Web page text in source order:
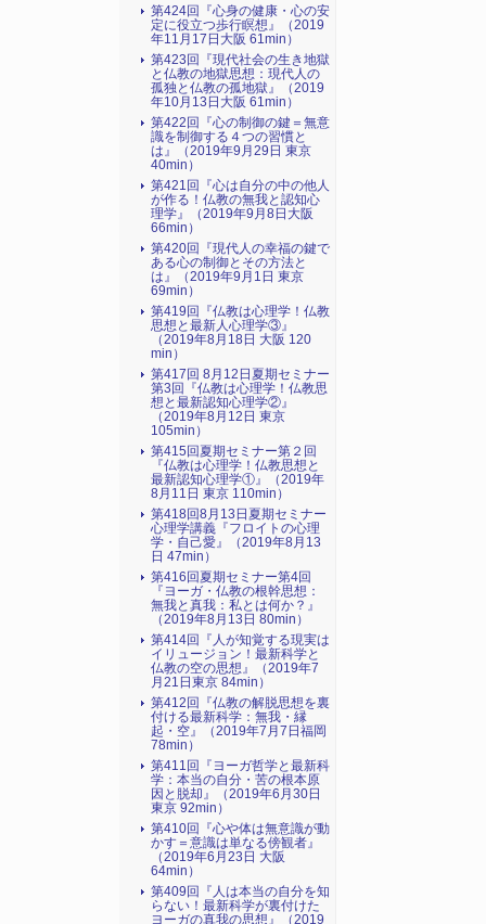
第424回『心身の健康・心の安
定に役立つ歩行瞑想』（2019
年11月17日大阪 61min）
第423回『現代社会の生き地獄
と仏教の地獄思想：現代人の
孤独と仏教の孤地獄』（2019
年10月13日大阪 61min）
第422回『心の制御の鍵＝無意
識を制御する４つの習慣と
は』（2019年9月29日 東京
40min）
第421回『心は自分の中の他人
が作る！仏教の無我と認知心
理学』（2019年9月8日大阪
66min）
第420回『現代人の幸福の鍵で
ある心の制御とその方法と
は』（2019年9月1日 東京
69min）
第419回『仏教は心理学！仏教
思想と最新人心理学③』
（2019年8月18日 大阪 120
min）
第417回 8月12日夏期セミナー
第3回『仏教は心理学！仏教思
想と最新認知心理学②』
（2019年8月12日 東京
105min）
第415回夏期セミナー第２回
『仏教は心理学！仏教思想と
最新認知心理学①』（2019年
8月11日 東京 110min）
第418回8月13日夏期セミナー
心理学講義『フロイトの心理
学・自己愛』（2019年8月13
日 47min）
第416回夏期セミナー第4回
『ヨーガ・仏教の根幹思想：
無我と真我：私とは何か？』
（2019年8月13日 80min）
第414回『人が知覚する現実は
イリュージョン！最新科学と
仏教の空の思想』（2019年7
月21日東京 84min）
第412回『仏教の解脱思想を裏
付ける最新科学：無我・縁
起・空』（2019年7月7日福岡
78min）
第411回『ヨーガ哲学と最新科
学：本当の自分・苦の根本原
因と脱却』（2019年6月30日
東京 92min）
第410回『心や体は無意識が動
かす＝意識は単なる傍観者』
（2019年6月23日 大阪
64min）
第409回『人は本当の自分を知
らない！最新科学が裏付けた
ヨーガの真我の思想』（2019